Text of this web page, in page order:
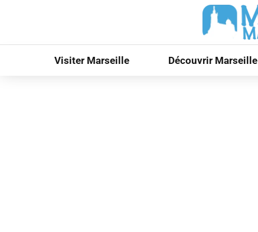
Visiter Marseille Découvrir Marseille